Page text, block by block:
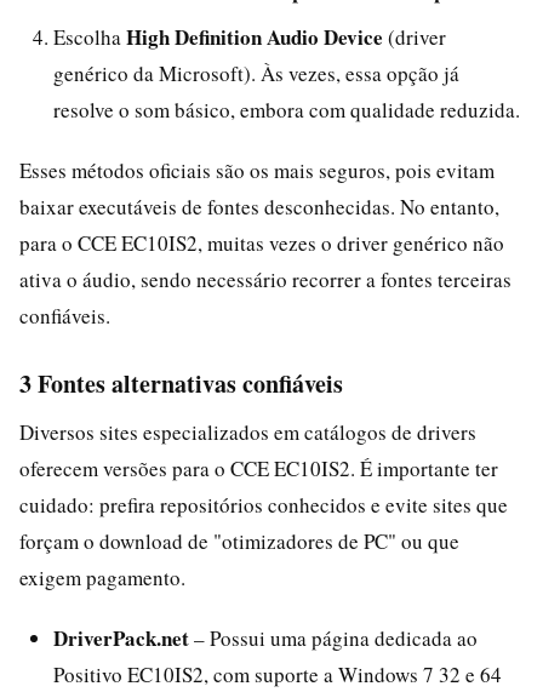
Escolha High Definition Audio Device (driver
genérico da Microsoft). Às vezes, essa opção já
resolve o som básico, embora com qualidade reduzida.
Esses métodos oficiais são os mais seguros, pois evitam
baixar executáveis de fontes desconhecidas. No entanto,
para o CCE EC10IS2, muitas vezes o driver genérico não
ativa o áudio, sendo necessário recorrer a fontes terceiras
confiáveis.
3 Fontes alternativas confiáveis
Diversos sites especializados em catálogos de drivers
oferecem versões para o CCE EC10IS2. É importante ter
cuidado: prefira repositórios conhecidos e evite sites que
forçam o download de "otimizadores de PC" ou que
exigem pagamento.
DriverPack.net– Possui uma página dedicada ao
Positivo EC10IS2, com suporte a Windows 7 32 e 64